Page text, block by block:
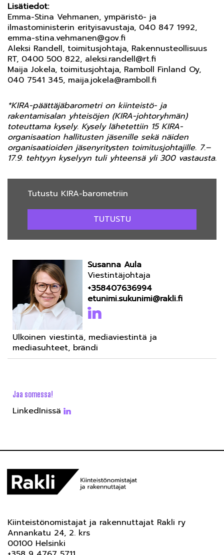
Lisätiedot:
Emma-Stina Vehmanen, ympäristö- ja
ilmastoministerin erityisavustaja, 040 847 1992,
emma-stina.vehmanen@gov.fi
Aleksi Randell, toimitusjohtaja, Rakennusteollisuus
RT, 0400 500 822, aleksi.randell@rt.fi
Maija Jokela, toimitusjohtaja, Ramboll Finland Oy,
040 7541 345, maija.jokela@ramboll.fi
*KIRA-päättäjäbarometri on kiinteistö- ja
rakentamisalan yhteisöjen (KIRA-johtoryhmän)
toteuttama kysely. Kysely lähetettiin 15 KIRA-
organisaation hallitusten jäsenille sekä näiden
organisaatioiden jäsenyritysten toimitusjohtajille. 7.–
17.9. tehtyyn kyselyyn tuli yhteensä yli 300 vastausta.
Tutustu KIRA-barometriin
TUTUSTU
Susanna Aula
Viestintäjohtaja
+358407636994
etunimi.sukunimi@rakli.fi
Ulkoinen viestintä, mediaviestintä ja
mediasuhteet, brändi
Jaa somessa!
LinkedInissä
Kiinteistönomistajat ja rakennuttajat Rakli ry
Annankatu 24, 2. krs
00100 Helsinki